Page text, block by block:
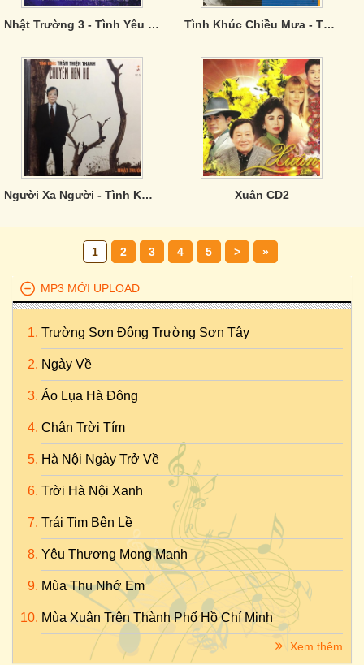
Nhật Trường 3 - Tình Yêu Nụ Cười Nước Mắt Tình Khúc Chiều Mưa - Thanh Lan, Ngọc Sơn
Người Xa Người - Tình Khúc Trần Thiện Thanh Xuân CD2
1 2 3 4 5 > »
MP3 MỚI UPLOAD
Trường Sơn Đông Trường Sơn Tây
Ngày Về
Áo Lụa Hà Đông
Chân Trời Tím
Hà Nội Ngày Trở Về
Trời Hà Nội Xanh
Trái Tim Bên Lề
Yêu Thương Mong Manh
Mùa Thu Nhớ Em
Mùa Xuân Trên Thành Phố Hồ Chí Minh
Xem thêm